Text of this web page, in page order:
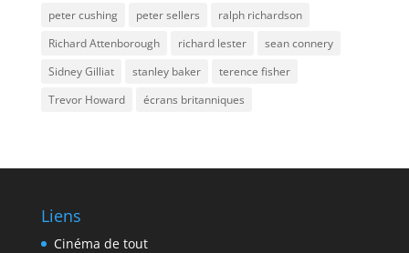
peter cushing
peter sellers
ralph richardson
Richard Attenborough
richard lester
sean connery
Sidney Gilliat
stanley baker
terence fisher
Trevor Howard
écrans britanniques
Liens
Cinéma de tout